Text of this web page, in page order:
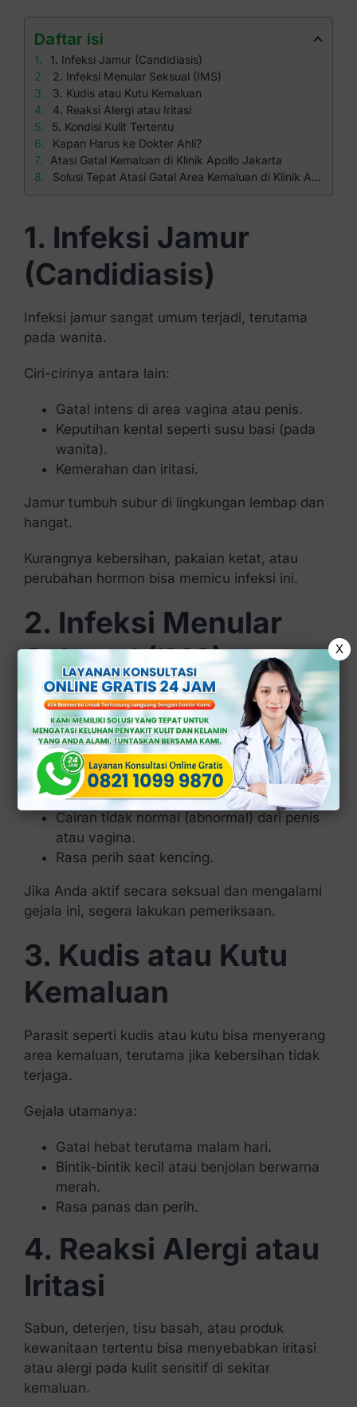
Daftar isi
1. Infeksi Jamur (Candidiasis)
2. Infeksi Menular Seksual (IMS)
3. Kudis atau Kutu Kemaluan
4. Reaksi Alergi atau Iritasi
5. Kondisi Kulit Tertentu
Kapan Harus ke Dokter Ahli?
Atasi Gatal Kemaluan di Klinik Apollo Jakarta
Solusi Tepat Atasi Gatal Area Kemaluan di Klinik Apollo
1. Infeksi Jamur
(Candidiasis)
Infeksi jamur sangat umum terjadi, terutama
pada wanita.
Ciri-cirinya antara lain:
Gatal intens di area vagina atau penis.
Keputihan kental seperti susu basi (pada
wanita).
Kemerahan dan iritasi.
Jamur tumbuh subur di lingkungan lembap dan
hangat.
Kurangnya kebersihan, pakaian ketat, atau
perubahan hormon bisa memicu infeksi ini.
2. Infeksi Menular
Seksual (IMS)
Beberapa jenis IMS (infeksi menular seksual)
seperti herpes genital, gonore (kencing nanah),
atau klamidia dapat menyebabkan gatal hebat
di sertai gejala lain seperti:
Luka kecil atau lepuhan di kelamin.
Cairan tidak normal (abnormal) dari penis
atau vagina.
Rasa perih saat kencing.
Jika Anda aktif secara seksual dan mengalami
gejala ini, segera lakukan pemeriksaan.
3. Kudis atau Kutu
Kemaluan
Parasit seperti kudis atau kutu bisa menyerang
area kemaluan, terutama jika kebersihan tidak
terjaga.
Gejala utamanya:
Gatal hebat terutama malam hari.
Bintik-bintik kecil atau benjolan berwarna
merah.
Rasa panas dan perih.
4. Reaksi Alergi atau
Iritasi
Sabun, deterjen, tisu basah, atau produk
kewanitaan tertentu bisa menyebabkan iritasi
atau alergi pada kulit sensitif di sekitar
kemaluan.
X